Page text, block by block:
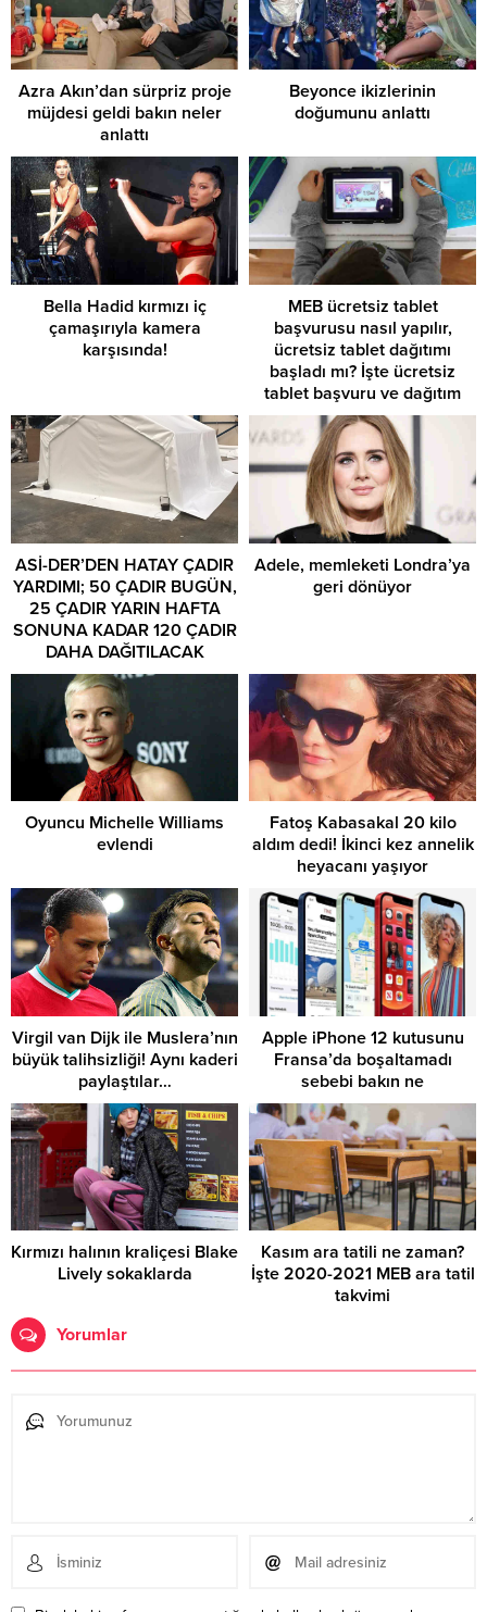
Azra Akın’dan sürpriz proje
müjdesi geldi bakın neler
anlattı
Beyonce ikizlerinin
doğumunu anlattı
Bella Hadid kırmızı iç
çamaşırıyla kamera
karşısında!
MEB ücretsiz tablet
başvurusu nasıl yapılır,
ücretsiz tablet dağıtımı
başladı mı? İşte ücretsiz
tablet başvuru ve dağıtım
süreci…
ASİ-DER’DEN HATAY ÇADIR
YARDIMI; 50 ÇADIR BUGÜN,
25 ÇADIR YARIN HAFTA
SONUNA KADAR 120 ÇADIR
DAHA DAĞITILACAK
Adele, memleketi Londra’ya
geri dönüyor
Oyuncu Michelle Williams
evlendi
Fatoş Kabasakal 20 kilo
aldım dedi! İkinci kez annelik
heyacanı yaşıyor
Virgil van Dijk ile Muslera’nın
büyük talihsizliği! Aynı kaderi
paylaştılar…
Apple iPhone 12 kutusunu
Fransa’da boşaltamadı
sebebi bakın ne
Kırmızı halının kraliçesi Blake
Lively sokaklarda
Kasım ara tatili ne zaman?
İşte 2020-2021 MEB ara tatil
takvimi
Yorumlar